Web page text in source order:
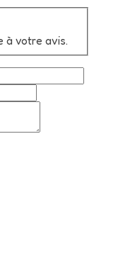
à votre avis.